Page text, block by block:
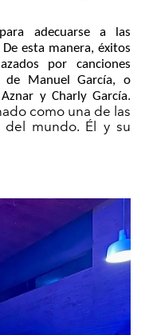
adecuarse a las
esta manera, éxitos
por canciones
de Manuel García, o
y Charly García.
como una de las
del mundo. Él y su